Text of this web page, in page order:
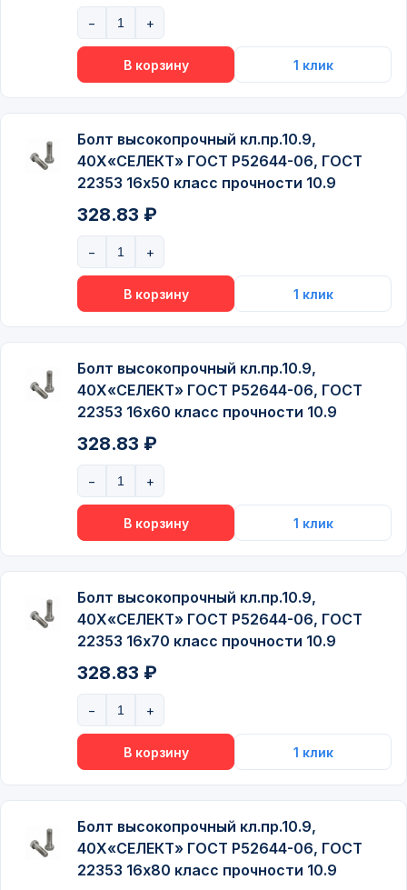
Болт высокопрочный кл.пр.10.9,
40Х«СЕЛЕКТ» ГОСТ P52644-06, ГОСТ
22353 16х50 класс прочности 10.9
328.83 ₽
Болт высокопрочный кл.пр.10.9,
40Х«СЕЛЕКТ» ГОСТ P52644-06, ГОСТ
22353 16х60 класс прочности 10.9
328.83 ₽
Болт высокопрочный кл.пр.10.9,
40Х«СЕЛЕКТ» ГОСТ P52644-06, ГОСТ
22353 16х70 класс прочности 10.9
328.83 ₽
Болт высокопрочный кл.пр.10.9,
40Х«СЕЛЕКТ» ГОСТ P52644-06, ГОСТ
22353 16х80 класс прочности 10.9